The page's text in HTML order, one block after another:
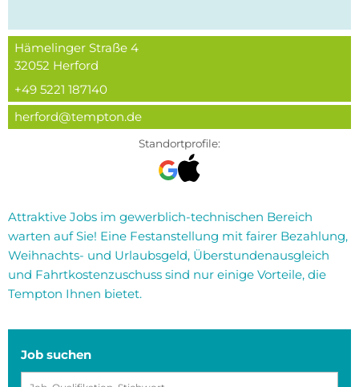
Hämelinger Straße 4
32052 Herford
+49 5221 187140
herford@tempton.de
Standortprofile:
Attraktive Jobs im gewerblich-technischen Bereich
warten auf Sie! Eine Festanstellung mit fairer Bezahlung,
Weihnachts- und Urlaubsgeld, Überstundenausgleich
und Fahrtkostenzuschuss sind nur einige Vorteile, die
Tempton Ihnen bietet.
Job suchen